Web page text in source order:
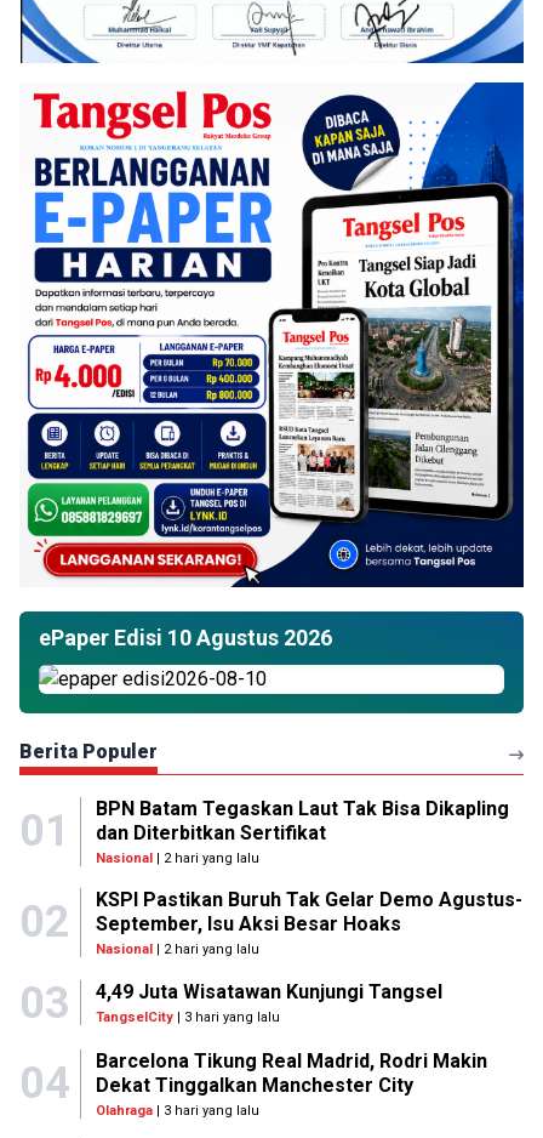
ePaper Edisi 10 Agustus 2026
Berita Populer
01
BPN Batam Tegaskan Laut Tak Bisa Dikapling
dan Diterbitkan Sertifikat
Nasional| 2 hari yang lalu
02
KSPI Pastikan Buruh Tak Gelar Demo Agustus-
September, Isu Aksi Besar Hoaks
Nasional| 2 hari yang lalu
03 4,49 Juta Wisatawan Kunjungi Tangsel
TangselCity | 3 hari yang lalu
04
Barcelona Tikung Real Madrid, Rodri Makin
Dekat Tinggalkan Manchester City
Olahraga| 3 hari yang lalu